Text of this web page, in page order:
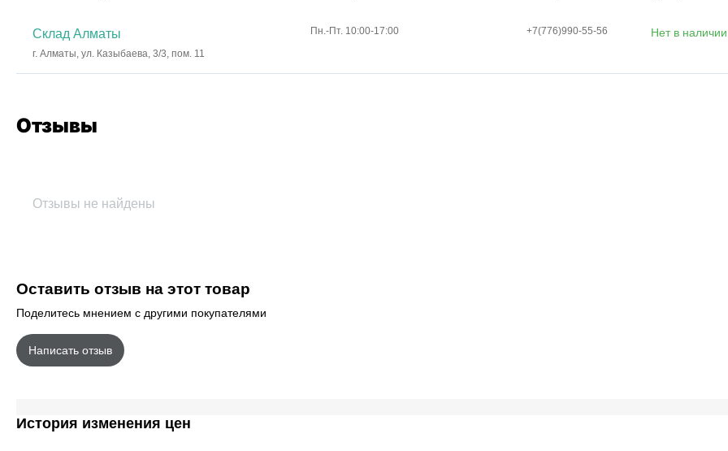
Склад Алматы
г. Алматы, ул. Казыбаева, 3/3, пом. 11
Пн.-Пт. 10:00-17:00 +7(776)990-55-56 Нет в наличии
Отзывы
Отзывы не найдены
Оставить отзыв на этот товар
Поделитесь мнением с другими покупателями
Написать отзыв
История изменения цен